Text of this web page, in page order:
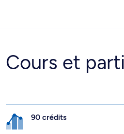
Cours et
90 crédits